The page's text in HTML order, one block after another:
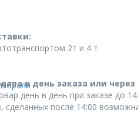
2т и 4 т.
в день заказа или через
день в день при заказе до
сделанных после 14:00